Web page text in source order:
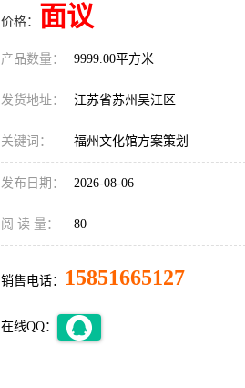
价格： 面议
产品数量： 9999.00平方米
发货地址： 江苏省苏州吴江区
关键词： 福州文化馆方案策划
发布日期： 2026-08-06
阅 读 量： 80
销售电话： 15851665127
在线QQ：